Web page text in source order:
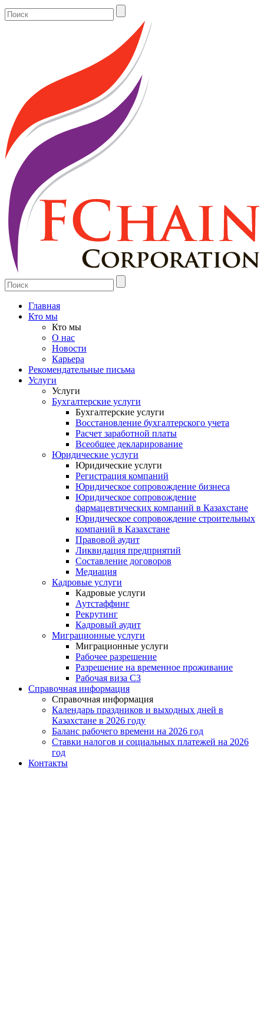
Главная
Кто мы
Кто мы
О нас
Новости
Карьера
Рекомендательные письма
Услуги
Услуги
Бухгалтерские услуги
Бухгалтерские услуги
Восстановление бухгалтерского учета
Расчет заработной платы
Всеобщее декларирование
Юридические услуги
Юридические услуги
Регистрация компаний
Юридическое сопровождение бизнеса
Юридическое сопровождение
фармацевтических компаний в Казахстане
Юридическое сопровождение строительных
компаний в Казахстане
Правовой аудит
Ликвидация предприятий
Составление договоров
Медиация
Кадровые услуги
Кадровые услуги
Аутстаффинг
Рекрутинг
Кадровый аудит
Миграционные услуги
Миграционные услуги
Рабочее разрешение
Разрешение на временное проживание
Рабочая виза С3
Справочная информация
Справочная информация
Календарь праздников и выходных дней в
Казахстане в 2026 году
Баланс рабочего времени на 2026 год
Ставки налогов и социальных платежей на 2026
год
Контакты